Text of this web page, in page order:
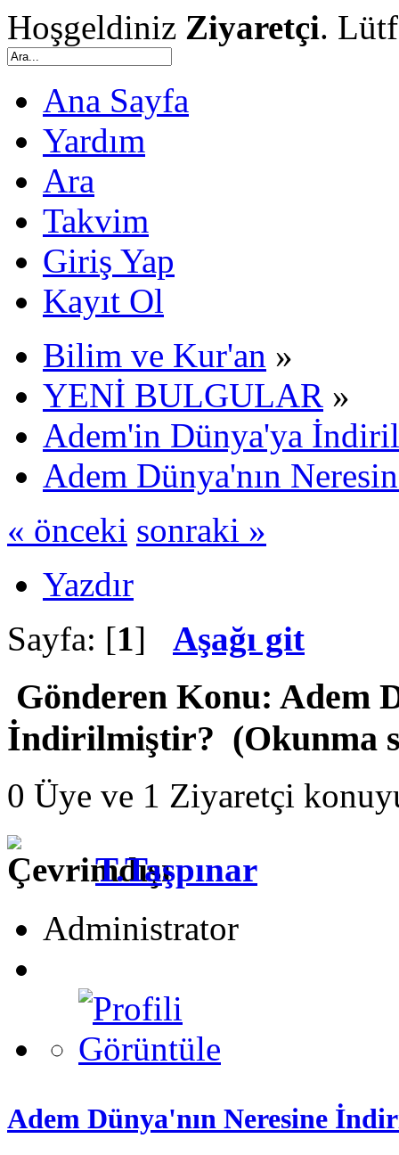
Hoşgeldiniz Ziyaretçi.
Ana Sayfa
Yardım
Ara
Takvim
Giriş Yap
Kayıt Ol
Bilim ve Kur'an »
YENİ BULGULAR »
Adem'in Dünya'ya
Adem Dünya'nın
« önceki sonraki »
Yazdır
Sayfa: [1] Aşağı git
Gönderen Konu: Adem
İndirilmiştir? (Okunma
0 Üye ve 1 Ziyaretçi
T.Taşpınar
Administrator
Adem Dünya'nın Neresine